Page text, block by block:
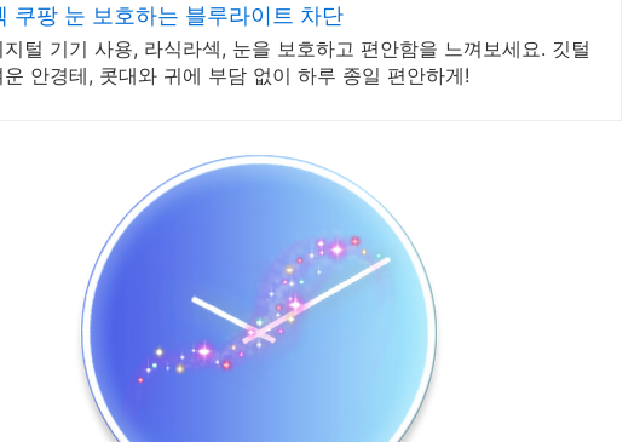
쿠팡 눈 보호하는 블루라이트 차단
털 기기 사용, 라식라섹, 눈을 보호하고 편안함을 느껴보세요. 깃털
운 안경테, 콧대와 귀에 부담 없이 하루 종일 편안하게!